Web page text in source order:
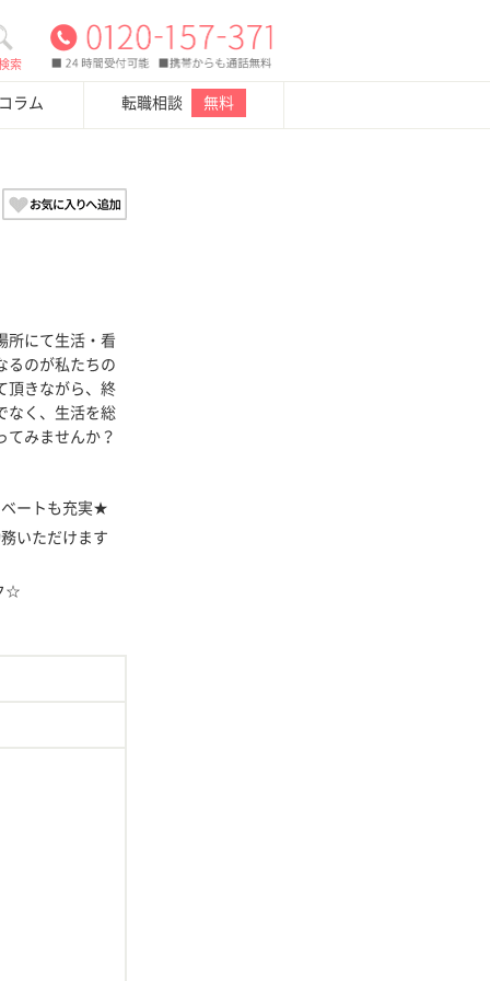
索
ラム 転職相談 無料
所にて生活・看
るのが私たちの
頂きながら、終
なく、生活を総
てみませんか？
ベートも充実★
いただけます
☆